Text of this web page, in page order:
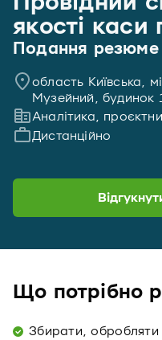
якості
Подання
область Київська,
Музейний, будинок
Аналітика,
Дистанційно
Що потрібно
Збирати, обробляти